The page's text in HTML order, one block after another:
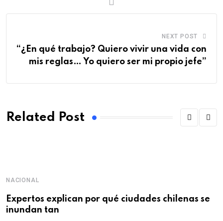
NEXT POST
“¿En qué trabajo? Quiero vivir una vida con
mis reglas… Yo quiero ser mi propio jefe”
Related Post
NACIONAL
Expertos explican por qué ciudades chilenas se
inundan tan